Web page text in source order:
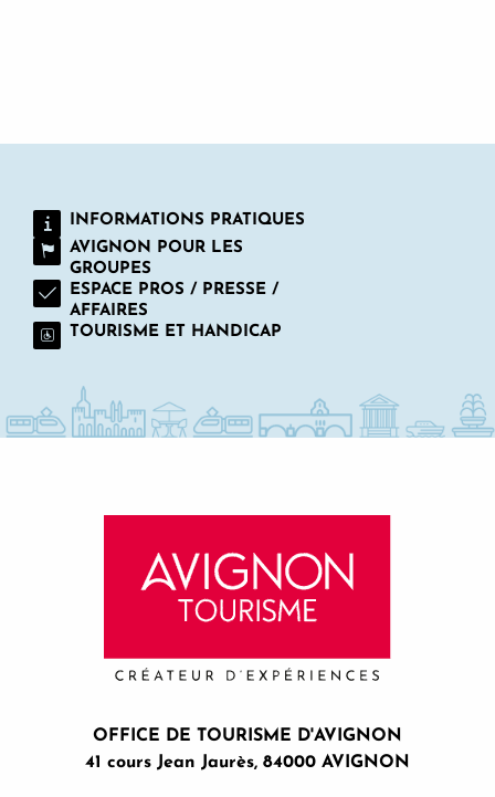
INFORMATIONS PRATIQUES
AVIGNON POUR LES
GROUPES
ESPACE PROS / PRESSE /
AFFAIRES
TOURISME ET HANDICAP
OFFICE DE TOURISME D'AVIGNON
41 cours Jean Jaurès, 84000 AVIGNON